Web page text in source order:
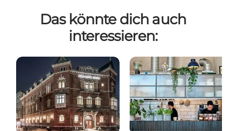
Das könnte dich auch
interessieren: